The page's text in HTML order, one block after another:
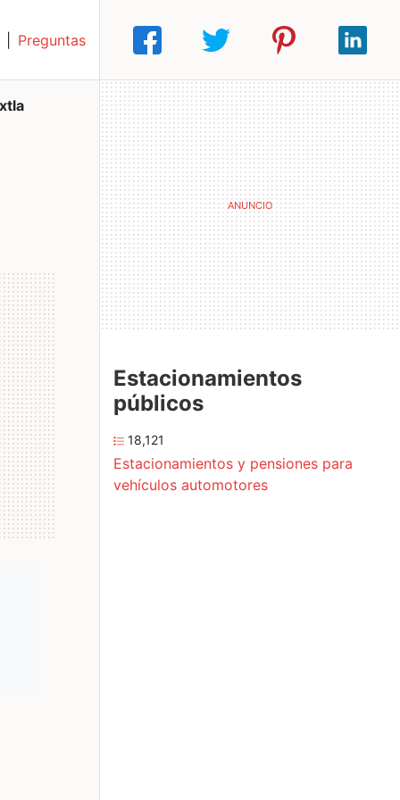
Preguntas
Estacionamientos
públicos
18,121
Estacionamientos y pensiones para
vehículos automotores